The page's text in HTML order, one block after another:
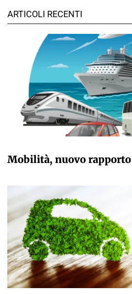
ARTICOLI RECENTI
Mobilità, nuovo